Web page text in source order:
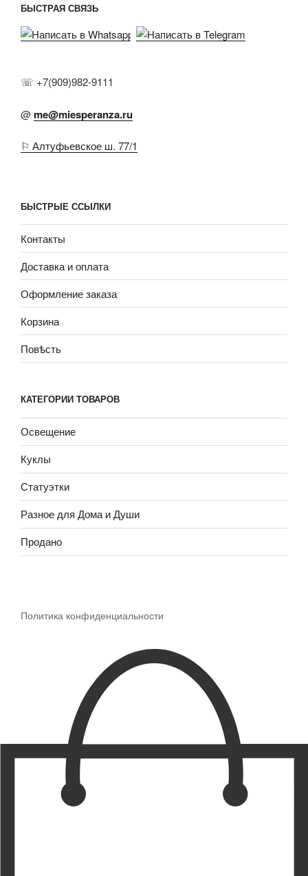
БЫСТРАЯ СВЯЗЬ
☏ +7(909)982-9111
@me@miesperanza.ru
⚐ Алтуфьевское ш. 77/1
БЫСТРЫЕ ССЫЛКИ
Контакты
Доставка и оплата
Оформление заказа
Корзина
Повѣсть
КАТЕГОРИИ ТОВАРОВ
Освещение
Куклы
Статуэтки
Разное для Дома и Души
Продано
Политика конфиденциальности